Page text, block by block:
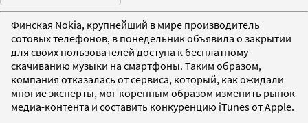
Финская Nokia, крупнейший в мире производитель
сотовых телефонов, в понедельник объявила о закрытии
для своих пользователей доступа к бесплатному
скачиванию музыки на смартфоны. Таким образом,
компания отказалась от сервиса, который, как ожидали
многие эксперты, мог коренным образом изменить рынок
медиа-контента и составить конкуренцию iTunes от Apple.